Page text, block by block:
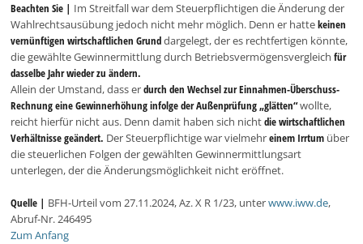
Beachten Sie | Im Streitfall war dem Steuerpflichtigen die Änderung der
Wahlrechtsausübung jedoch nicht mehr möglich. Denn er hattekeinen
vernünftigen wirtschaftlichen Grunddargelegt, der es rechtfertigen könnte,
die gewählte Gewinnermittlung durch Betriebsvermögensvergleichfür
dasselbe Jahr wieder zu ändern.
Allein der Umstand, dass erdurch den Wechsel zur Einnahmen-Überschuss-
Rechnung eine Gewinnerhöhung infolge der Außenprüfung „glätten“wollte,
reicht hierfür nicht aus. Denn damit haben sich nichtdie wirtschaftlichen
Verhältnisse geändert. Der Steuerpflichtige war vielmehreinem Irrtum über
die steuerlichen Folgen der gewählten Gewinnermittlungsart
unterlegen, der die Änderungsmöglichkeit nicht eröffnet.
Quelle | BFH-Urteil vom 27.11.2024, Az. X R 1/23, unterwww.iww.de,
Abruf-Nr. 246495
Zum Anfang